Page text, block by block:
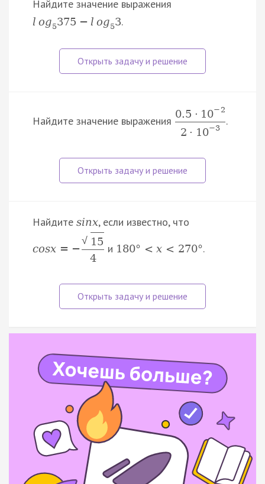
Найдите значение выражения
l og5375 − l og53.
Найдите значение выражения
0.5 · 10− 2
2 · 10−3
.
Найдите sinx, если известно, что
cosx = −
√ 15
4
и 180° < x < 270°.